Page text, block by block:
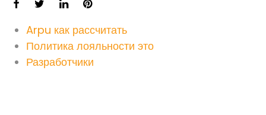
Arpu как рассчитать
Политика лояльности это
Разработчики